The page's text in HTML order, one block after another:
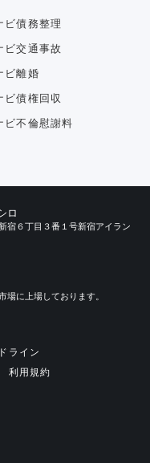
ビ債務整理
ビ交通事故
ビ離婚
ビ債権回収
ビ不倫慰謝料
ロ
宿６丁目３番１号新宿アイラン
場に上場しております。
ライン
利用規約